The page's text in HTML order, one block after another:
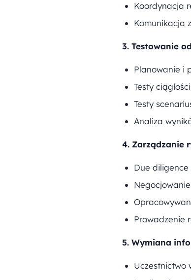
Koordynacja
Komunikacja
3. Testowanie
Planowanie i
Testy
Testy
Analiza
4. Zarządzanie
Due diligence
Prowadzenie
5. Wymiana
Uczestnictwo